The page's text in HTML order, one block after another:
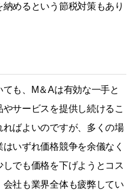
めるという節税対策もあり
も、M＆Aは有効な一手と
サービスを提供し続けるこ
ばよいのですが、多くの場
いずれ価格競争を余儀なく
でも価格を下げようとコス
会社も業界全体も疲弊してい